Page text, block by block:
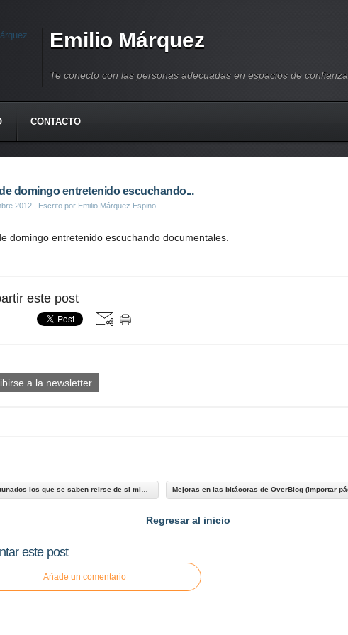
Emilio Márquez
Te conecto con las personas adecuadas en espacios de confianza
CONTACTO
domingo entretenido escuchando...
2012 , Escrito por Emilio Márquez Espino
domingo entretenido escuchando documentales.
este post
a la newsletter
Regresar al inicio
este post
Añade un comentario